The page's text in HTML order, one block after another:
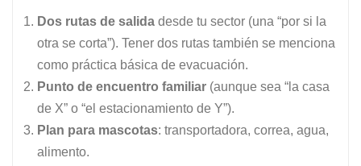
Dos rutas de salida desde tu sector (una “por si la
otra se corta”). Tener dos rutas también se menciona
como práctica básica de evacuación.
Punto de encuentro familiar (aunque sea “la casa
de X” o “el estacionamiento de Y”).
Plan para mascotas: transportadora, correa, agua,
alimento.